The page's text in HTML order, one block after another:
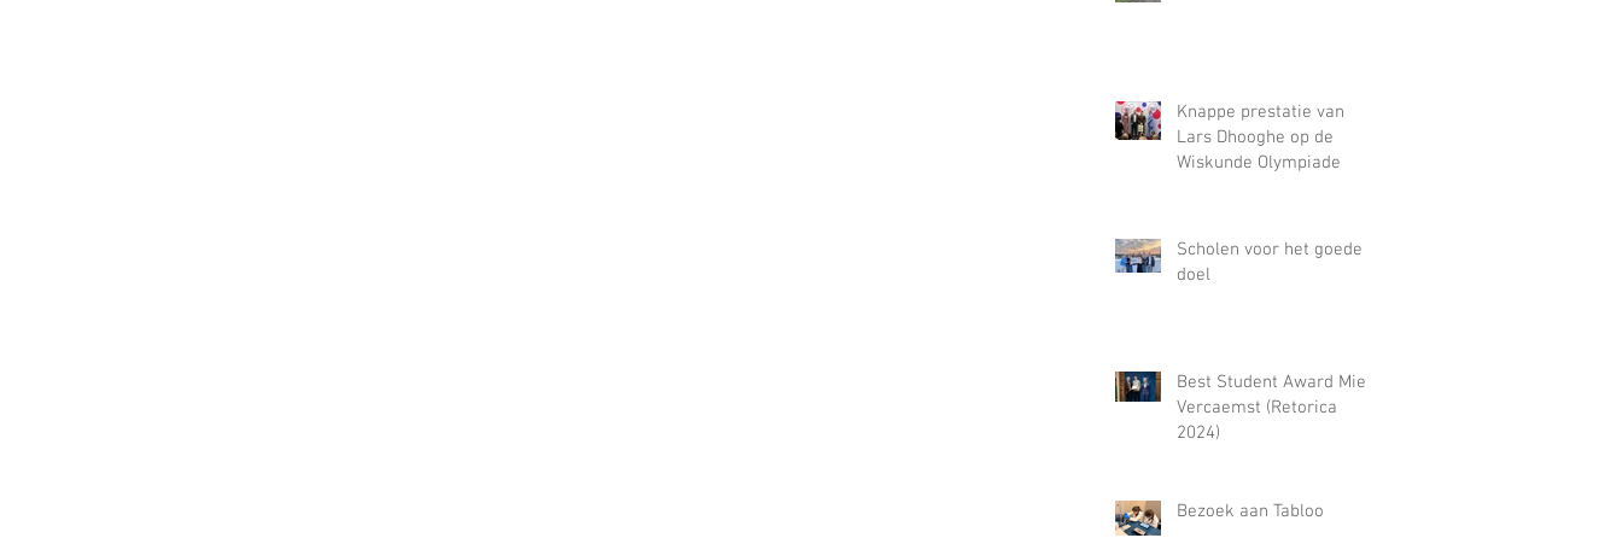
Knappe prestatie van
Lars Dhooghe op de
Wiskunde Olympiade
Scholen voor het goede
doel
Best Student Award Miel
Vercaemst (Retorica
2024)
Bezoek aan Tabloo